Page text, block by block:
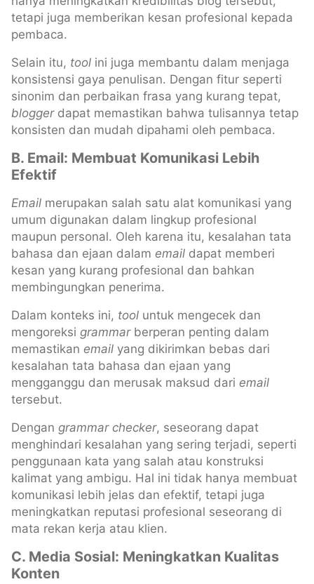
tetapi juga memberikan kesan profesional kepada
pembaca.
Selain itu, tool ini juga membantu dalam menjaga
konsistensi gaya penulisan. Dengan fitur seperti
sinonim dan perbaikan frasa yang kurang tepat,
bloggerdapat memastikan bahwa tulisannya tetap
konsisten dan mudah dipahami oleh pembaca.
B. Email: Membuat Komunikasi Lebih
Efektif
Email merupakan salah satu alat komunikasi yang
umum digunakan dalam lingkup profesional
maupun personal. Oleh karena itu, kesalahan tata
bahasa dan ejaan dalam email dapat memberi
kesan yang kurang profesional dan bahkan
membingungkan penerima.
Dalam konteks ini, tool untuk mengecek dan
mengoreksi grammarberperan penting dalam
memastikan email yang dikirimkan bebas dari
kesalahan tata bahasa dan ejaan yang
mengganggu dan merusak maksud dari email
tersebut.
Dengan grammar checker, seseorang dapat
menghindari kesalahan yang sering terjadi, seperti
penggunaan kata yang salah atau konstruksi
kalimat yang ambigu. Hal ini tidak hanya membuat
komunikasi lebih jelas dan efektif, tetapi juga
meningkatkan reputasi profesional seseorang di
mata rekan kerja atau klien.
C. Media Sosial: Meningkatkan Kualitas
Konten